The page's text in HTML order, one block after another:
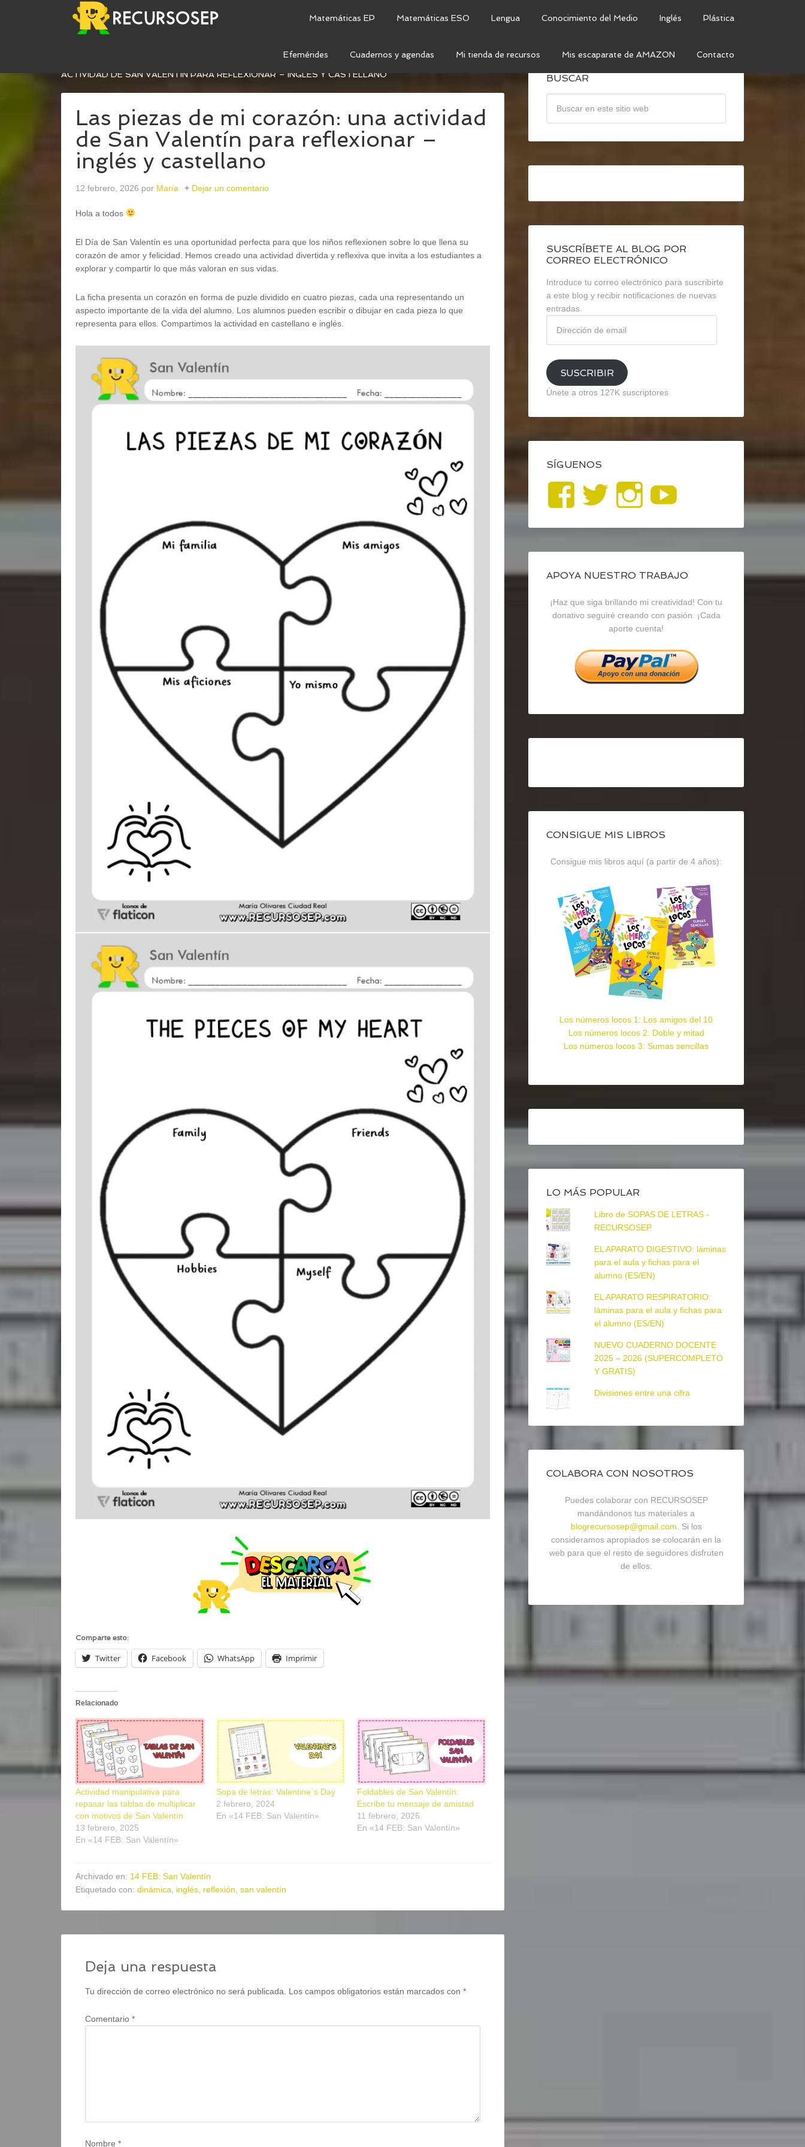
Matemáticas EP Matemáticas ESO Lengua Conocimiento del Medio Inglés Plástica
Efemérides Cuadernos y agendas Mi tienda de recursos Mis escaparate de AMAZON Contacto
LAS PIEZAS DE MI CORAZÓN: UNA
ACTIVIDAD DE SAN VALENTÍN PARA REFLEXIONAR – INGLÉS Y CASTELLANO
Las piezas de mi corazón: una actividad
de San Valentín para reflexionar –
inglés y castellano
12 febrero, 2026 por María Dejar un comentario
Hola a todos
El Día de San Valentín es una oportunidad perfecta para que los niños reflexionen sobre lo que llena su
corazón de amor y felicidad. Hemos creado una actividad divertida y reflexiva que invita a los estudiantes a
explorar y compartir lo que más valoran en sus vidas.
La ficha presenta un corazón en forma de puzle dividido en cuatro piezas, cada una representando un
aspecto importante de la vida del alumno. Los alumnos pueden escribir o dibujar en cada pieza lo que
representa para ellos. Compartimos la actividad en castellano e inglés.
Comparte esto:
Twitter Facebook WhatsApp Imprimir
Relacionado
Actividad manipulativa para
repasar las tablas de multiplicar
con motivos de San Valentín
13 febrero, 2025
En «14 FEB: San Valentín»
Sopa de letras: Valentine´s Day
2 febrero, 2024
En «14 FEB: San Valentín»
Foldables de San Valentín:
Escribe tu mensaje de amistad
11 febrero, 2026
En «14 FEB: San Valentín»
Archivado en: 14 FEB: San Valentín
Etiquetado con: dinámica, inglés, reflexión, san valentín
Deja una respuesta
Tu dirección de correo electrónico no será publicada. Los campos obligatorios están marcados con *
Comentario *
Nombre *
BUSCAR
SUSCRÍBETE AL BLOG POR
CORREO ELECTRÓNICO
Introduce tu correo electrónico para suscribirte
a este blog y recibir notificaciones de nuevas
entradas.
email
SUSCRIBIR
Únete a otros 127K suscriptores
SÍGUENOS
Ver
perfil
de
blogrecursosep
en
Facebook
Ver
perfil
de
recursosep
en
Twitter
Ver
perfil
de
recursosep
en
Instagram
YouTube
APOYA NUESTRO TRABAJO
¡Haz que siga brillando mi creatividad! Con tu
donativo seguiré creando con pasión. ¡Cada
aporte cuenta!
CONSIGUE MIS LIBROS
Consigue mis libros aquí (a partir de 4 años):
Los números locos 1: Los amigos del 10
Los números locos 2: Doble y mitad
Los números locos 3: Sumas sencillas
LO MÁS POPULAR
Libro de SOPAS DE LETRAS -
RECURSOSEP
EL APARATO DIGESTIVO: láminas
para el aula y fichas para el
alumno (ES/EN)
EL APARATO RESPIRATORIO:
láminas para el aula y fichas para
el alumno (ES/EN)
NUEVO CUADERNO DOCENTE
2025 – 2026 (SUPERCOMPLETO
Y GRATIS)
Divisiones entre una cifra
COLABORA CON NOSOTROS
Puedes colaborar con RECURSOSEP
mandándonos tus materiales a
blogrecursosep@gmail.com . Si los
consideramos apropiados se colocarán en la
web para que el resto de seguidores disfruten
de ellos.